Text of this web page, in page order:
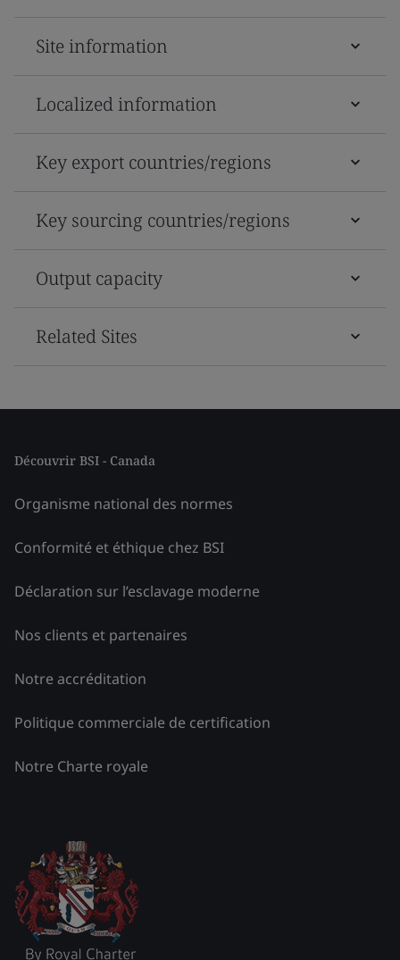
Site information
Localized information
Key export countries/regions
Key sourcing countries/regions
Output capacity
Related Sites
Découvrir BSI - Canada
Organisme national des normes
Conformité et éthique chez BSI
Déclaration sur l’esclavage moderne
Nos clients et partenaires
Notre accréditation
Politique commerciale de certification
Notre Charte royale